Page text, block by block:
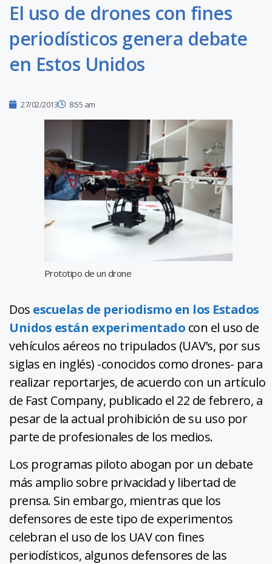
El uso de drones con fines
periodísticos genera debate
en Estos Unidos
27/02/2013 8:55 am
Prototipo de un drone
Dos escuelas de periodismo en los Estados
Unidos están experimentado con el uso de
vehículos aéreos no tripulados (UAV’s, por sus
siglas en inglés) -conocidos como drones- para
realizar reportarjes, de acuerdo con un artículo
de Fast Company, publicado el 22 de febrero, a
pesar de la actual prohibición de su uso por
parte de profesionales de los medios.
Los programas piloto abogan por un debate
más amplio sobre privacidad y libertad de
prensa. Sin embargo, mientras que los
defensores de este tipo de experimentos
celebran el uso de los UAV con fines
periodísticos, algunos defensores de las